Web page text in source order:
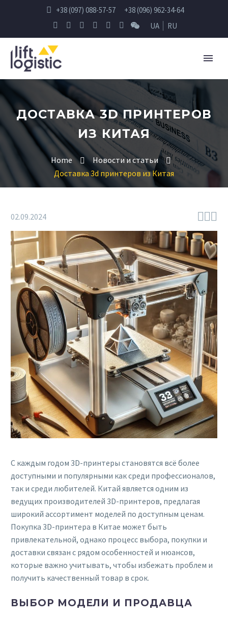
+38 (097) 088-57-57
+38 (096) 962-34-64
UA
RU
ДОСТАВКА 3D ПРИНТЕРОВ
ИЗ КИТАЯ
Home
Новости и статьи
Доставка 3d принтеров из Китая

02.09.2024
С каждым годом 3D-принтеры становятся всё более
доступными и популярными как среди профессионалов,
так и среди любителей. Китай является одним из
ведущих производителей 3D-принтеров, предлагая
широкий ассортимент моделей по доступным ценам.
Покупка 3D-принтера в Китае может быть
привлекательной, однако процесс выбора, покупки и
доставки связан с рядом особенностей и нюансов,
которые важно учитывать, чтобы избежать проблем и
получить качественный товар в срок.
ВЫБОР МОДЕЛИ И ПРОДАВЦА